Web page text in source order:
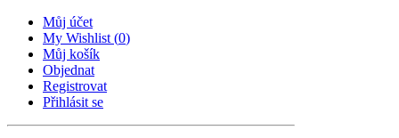
Můj účet
My Wishlist (0)
Můj košík
Objednat
Registrovat
Přihlásit se